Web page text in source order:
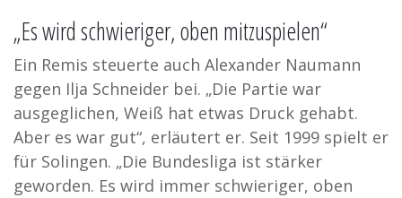
„Es wird schwieriger, oben mitzuspielen“
Ein Remis steuerte auch Alexander Naumann
gegen Ilja Schneider bei. „Die Partie war
ausgeglichen, Weiß hat etwas Druck gehabt.
Aber es war gut“, erläutert er. Seit 1999 spielt er
für Solingen. „Die Bundesliga ist stärker
geworden. Es wird immer schwieriger, oben